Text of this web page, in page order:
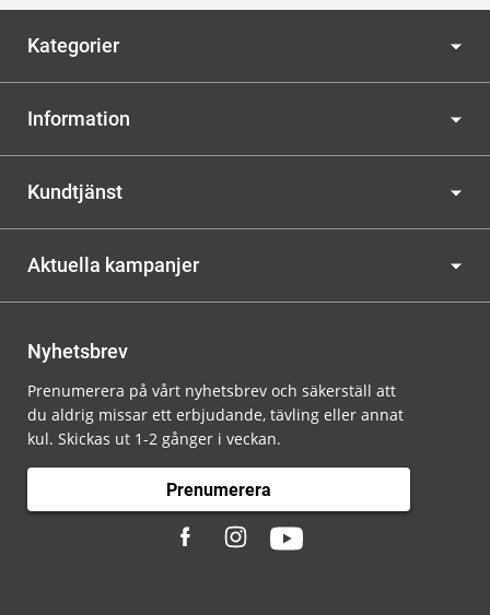
Kategorier
Information
Kundtjänst
Aktuella kampanjer
Nyhetsbrev
Prenumerera på vårt nyhetsbrev och säkerställ att
du aldrig missar ett erbjudande, tävling eller annat
kul. Skickas ut 1-2 gånger i veckan.
Prenumerera